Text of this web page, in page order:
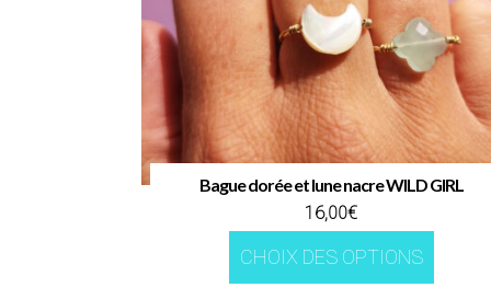
Bague dorée et lune nacre WILD GIRL
16,00€
CHOIX DES OPTIONS
Ce
a